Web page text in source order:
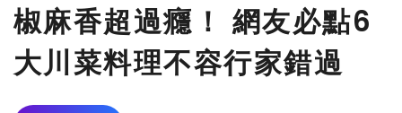
椒麻香超過癮！ 網友必點6
大川菜料理不容行家錯過